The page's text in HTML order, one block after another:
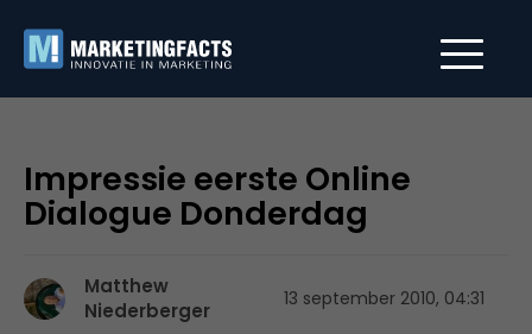
Impressie eerste Online
Dialogue Donderdag
Matthew
Niederberger
13 september 2010, 04:31